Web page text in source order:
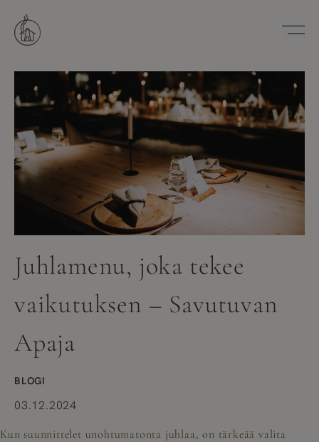
sisältöön
Juhlamenu, joka tekee
vaikutuksen – Savutuvan
Apaja
BLOGI
03.12.2024
Kun suunnittelet unohtumatonta juhlaa, on tärkeää valita